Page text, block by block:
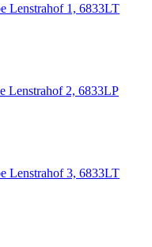
Lenstrahof 1, 6833LT
Lenstrahof 2, 6833LP
Lenstrahof 3, 6833LT